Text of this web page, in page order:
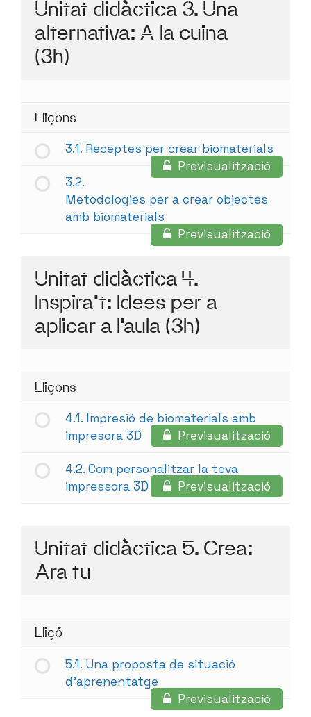
Unitat didàctica 3. Una
alternativa: A la cuina
(3h)
Lliçons
3.1. Receptes per crear biomaterials
Previsualització
3.2.
Metodologies per a crear objectes
amb biomaterials
Previsualització
Unitat didàctica 4.
Inspira't: Idees per a
aplicar a l'aula (3h)
Lliçons
4.1. Impresió de biomaterials amb
impresora 3D
Previsualització
4.2. Com personalitzar la teva
impressora 3D
Previsualització
Unitat didàctica 5. Crea:
Ara tu
Lliçó
5.1. Una proposta de situació
d’aprenentatge
Previsualització